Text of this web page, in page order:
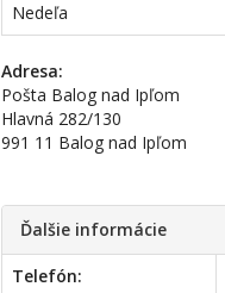
Nedeľa
Adresa:
Pošta Balog nad Ipľom
Hlavná 282/130
991 11 Balog nad Ipľom
Ďalšie informácie
Telefón: